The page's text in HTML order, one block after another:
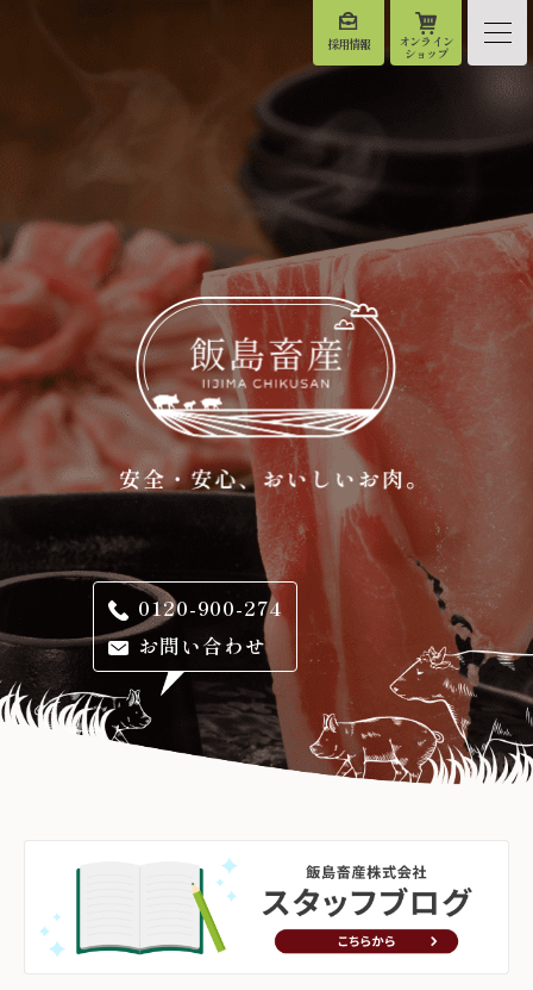
オンライン
ショップ
採用情報
0120-900-274
お問い合わせ